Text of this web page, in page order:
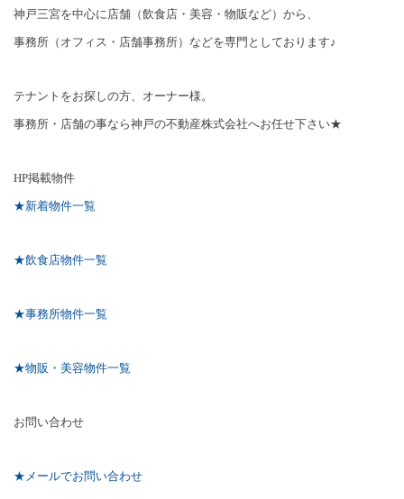
神戸三宮を中心に店舗（飲食店・美容・物販など）から、
事務所（オフィス・店舗事務所）などを専門としております♪
テナントをお探しの方、オーナー様。
事務所・店舗の事なら神戸の不動産株式会社へお任せ下さい★
HP掲載物件
★新着物件一覧
★飲食店物件一覧
★事務所物件一覧
★物販・美容物件一覧
お問い合わせ
★メールでお問い合わせ